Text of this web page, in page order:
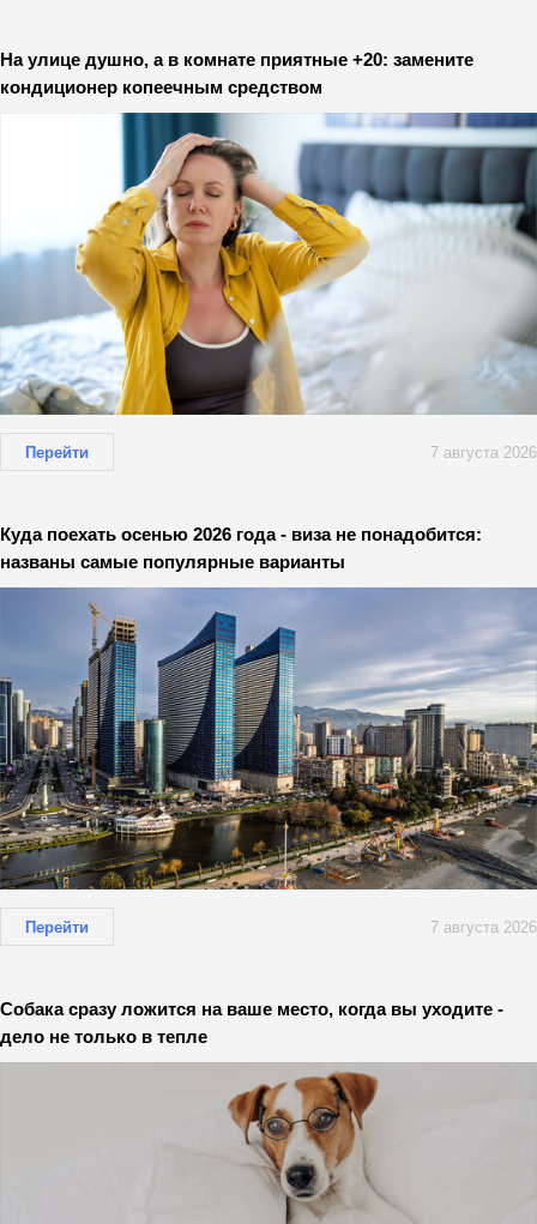
На улице душно, а в комнате приятные +20: замените
кондиционер копеечным средством
Перейти 7 августа 2026
Куда поехать осенью 2026 года - виза не понадобится:
названы самые популярные варианты
Перейти 7 августа 2026
Собака сразу ложится на ваше место, когда вы уходите -
дело не только в тепле